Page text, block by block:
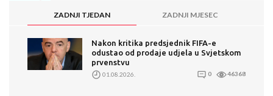
ZADNJI TJEDAN ZADNJI MJESEC
Nakon kritika predsjednik FIFA-e
odustao od prodaje udjela u Svjetskom
prvenstvu
01.08.2026. 0 46368